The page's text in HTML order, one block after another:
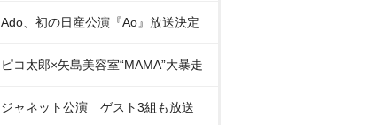
Ado、初の日産公演『Ao』放送決定
ピコ太郎×矢島美容室“MAMA”大暴走
ジャネット公演 ゲスト3組も放送